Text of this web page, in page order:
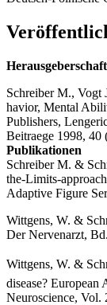
Herausgeberschaft
Schreiber M.,
hav­ior, Men­tal
Pub­lishers,
Bei­traege 1998, 40
Publikationen
Schreiber M. &
the-Lim­its-
Adaptive Figure
Wittgens, W. &
Der Ner­venarzt,
Wittgens, W. &
disease?
Neuroscience, Vol.